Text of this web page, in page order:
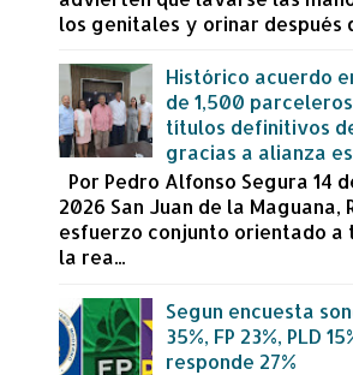
los genitales y orinar después
Histórico acuerdo
de 1,500
títulos definitivos
gracias a alianza
Por Pedro Alfonso Segura 14
2026 San Juan de la Maguana,
esfuerzo conjunto orientado a
la rea...
Segun encuesta
35%, FP 23%, PLD
responde 27%